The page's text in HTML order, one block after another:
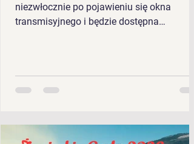
niezwłocznie po pojawieniu się okna
transmisyjnego i będzie dostępna
Cięciny „Gronicki” z Brzuśnika „Jukace” z
Zabłocia „Pietrasianie” z Nieledwi „Świerki”
zza Potoka” z Brzuśnika „Bojcery” z
„Przybłędy” z Przybędzy „Wyrwicisy” z